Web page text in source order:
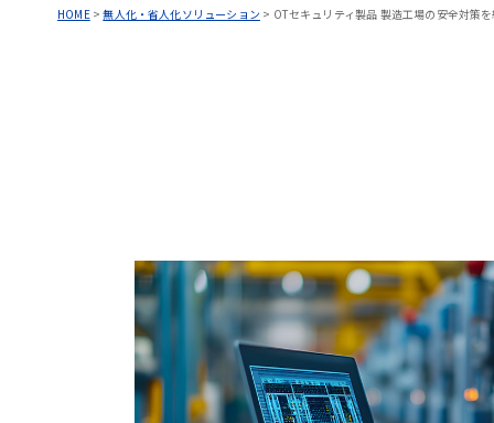
HOME>無人化・省人化ソリューション > OTセキュリティ製品 製造工場の安全対策